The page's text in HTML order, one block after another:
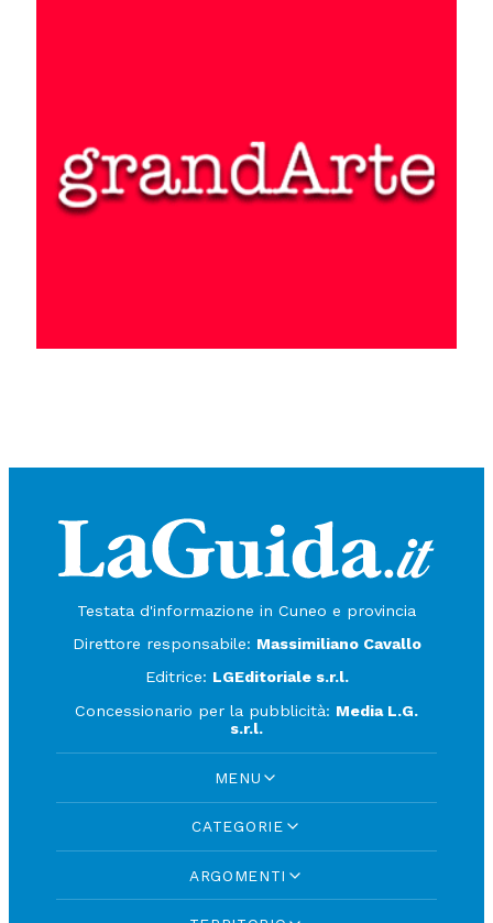
Testata d'informazione in Cuneo e provincia
Direttore responsabile: Massimiliano Cavallo
Editrice: LGEditoriale s.r.l.
Concessionario per la pubblicità: Media L.G.
s.r.l.
MENU
CATEGORIE
ARGOMENTI